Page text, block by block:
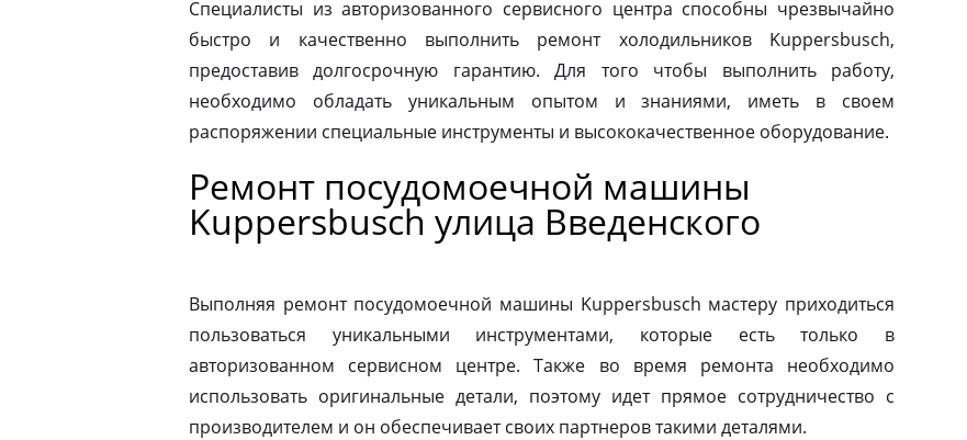
Специалисты из авторизованного сервисного центра способны чрезвычайно
быстро и качественно выполнить ремонт холодильников Kuppersbusch,
предоставив долгосрочную гарантию. Для того чтобы выполнить работу,
необходимо обладать уникальным опытом и знаниями, иметь в своем
распоряжении специальные инструменты и высококачественное оборудование.
Ремонт посудомоечной машины
Kuppersbusch улица Введенского
Выполняя ремонт посудомоечной машины Kuppersbusch мастеру приходиться
пользоваться уникальными инструментами, которые есть только в
авторизованном сервисном центре. Также во время ремонта необходимо
использовать оригинальные детали, поэтому идет прямое сотрудничество с
производителем и он обеспечивает своих партнеров такими деталями.